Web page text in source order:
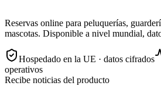
Reservas online para peluquerías,
mascotas. Disponible a nivel mundial,
Hospedado en la UE · datos cifrados
operativos
Recibe noticias del producto